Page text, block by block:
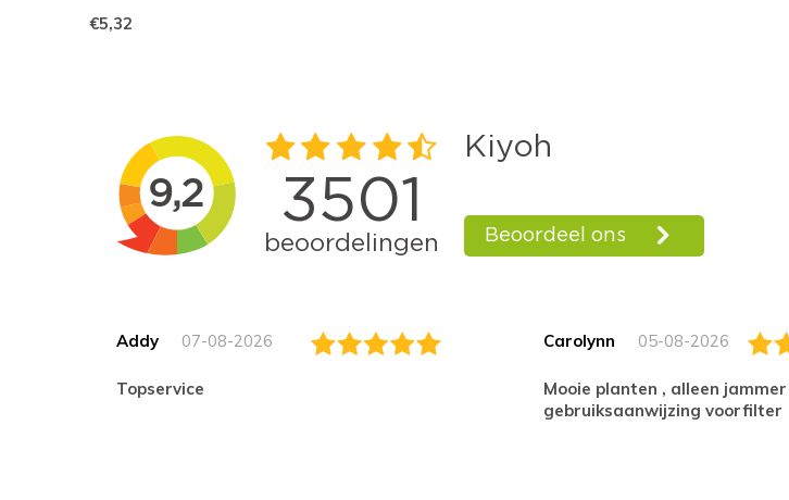
€5,32
Addy 07-08-2026
topservice
Carolynn 05-08-2026
Mooie planten , alleen jammer geen
gebruiksaanwijzing voorfilter